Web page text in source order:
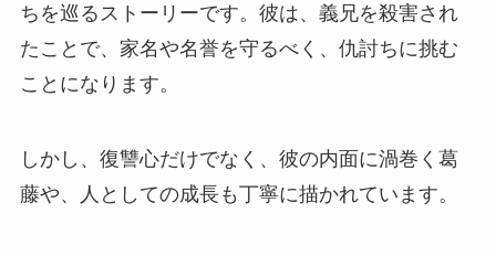
ちを巡るストーリーです。彼は、義兄を殺害され
たことで、家名や名誉を守るべく、仇討ちに挑む
ことになります。
しかし、復讐心だけでなく、彼の内面に渦巻く葛
藤や、人としての成長も丁寧に描かれています。